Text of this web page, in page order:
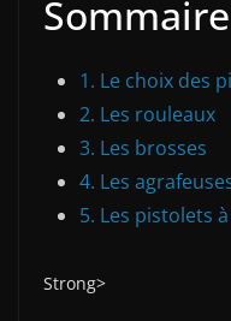
Sommaire
1. Le choix des
2. Les rouleaux
3. Les brosses
4. Les
5. Les pistolets
Strong>